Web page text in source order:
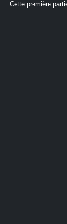
Cette première